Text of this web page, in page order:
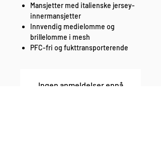
Mansjetter med italienske jersey-
innermansjetter
Innvendig medielomme og
brillelomme i mesh
PFC-fri og fukttransporterende
Ingen anmeldelser ennå